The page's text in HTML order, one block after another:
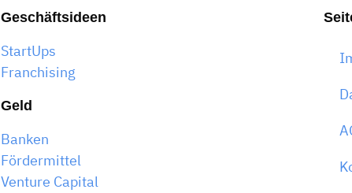
Geschäftsideen
StartUps
Franchising
Geld
Banken
Fördermittel
Venture Capital